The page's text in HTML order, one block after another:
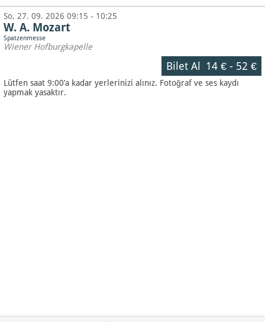
So, 27. 09. 2026 09:15 - 10:25
W. A. Mozart
Spatzenmesse
Wiener Hofburgkapelle
Bilet Al 14 €- 52 €
Lütfen saat 9:00’a kadar yerlerinizi alınız. Fotoğraf ve ses kaydı
yapmak yasaktır.